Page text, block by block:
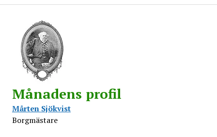
Månadens profil
Mårten Sjökvist
Borgmästare